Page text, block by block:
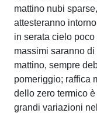
mattino nubi
attesteranno
in serata cielo
massimi saranno di
mattino, sempre
pomeriggio; raffica
dello zero termico
grandi variazioni